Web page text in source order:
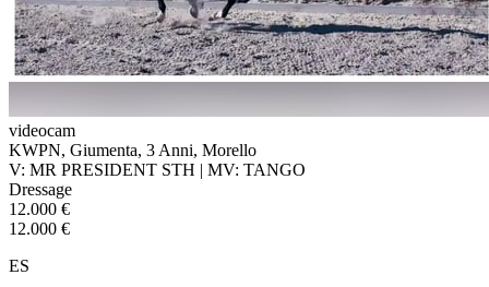
videocam
KWPN, Giumenta, 3 Anni, Morello
V: MR PRESIDENT STH | MV: TANGO
Dressage
12.000 €
12.000 €
ES